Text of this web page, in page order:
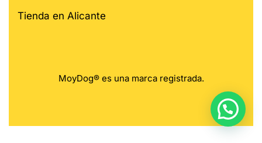
Tienda en Alicante
MoyDog® es una marca registrada.